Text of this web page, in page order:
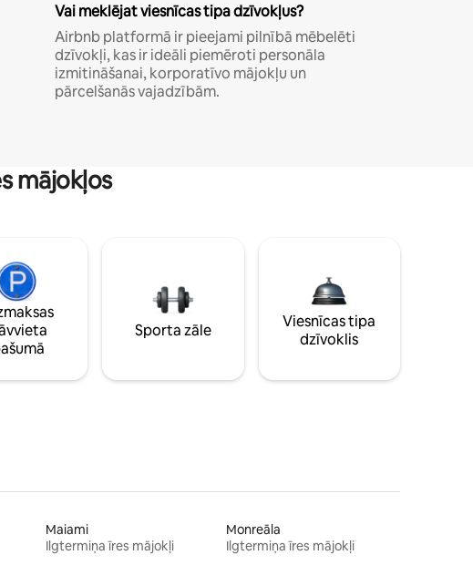
Vai meklējat viesnīcas tipa dzīvokļus?
Airbnb platformā ir pieejami pilnībā mēbelēti
dzīvokļi, kas ir ideāli piemēroti personāla
izmitināšanai, korporatīvo mājokļu un
pārcelšanās vajadzībām.
mājokļos
Sporta zāle
Viesnīcas tipa
dzīvoklis
Maiami
Ilgtermiņa īres mājokļi
Monreāla
Ilgtermiņa īres mājokļi